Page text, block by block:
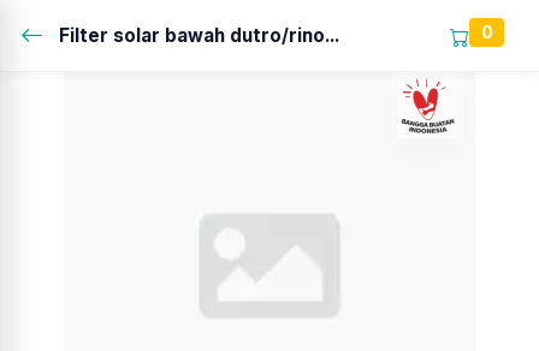
Filter solar bawah dutro/rino... 0